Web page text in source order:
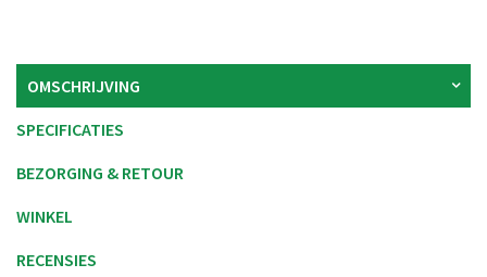
OMSCHRIJVING
SPECIFICATIES
BEZORGING & RETOUR
WINKEL
RECENSIES